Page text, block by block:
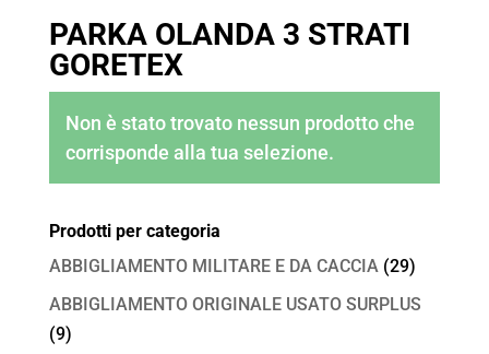
PARKA OLANDA 3 STRATI
GORETEX
Non è stato trovato nessun prodotto che
corrisponde alla tua selezione.
Prodotti per categoria
ABBIGLIAMENTO MILITARE E DA CACCIA (29)
ABBIGLIAMENTO ORIGINALE USATO SURPLUS
(9)